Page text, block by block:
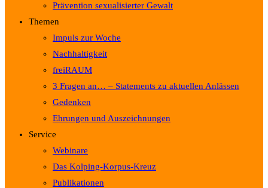
Prävention sexualisierter Gewalt
Themen
Impuls zur Woche
Nachhaltigkeit
freiRAUM
3 Fragen an… – Statements zu aktuellen Anlässen
Gedenken
Ehrungen und Auszeichnungen
Service
Webinare
Das Kolping-Korpus-Kreuz
Publikationen